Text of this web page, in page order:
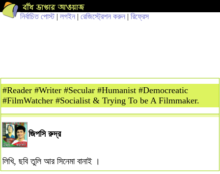
নির্বাচিত পোস্ট| লগইন | রেজিস্ট্রেশন করুন | রিফ্রেস
#Reader #Writer #Secular #Humanist #Democreatic
#FilmWatcher #Socialist & Trying To be A Filmmaker.
জিপসি রুদ্র
লিখি, ছবি তুলি আর সিনেমা বানাই ।